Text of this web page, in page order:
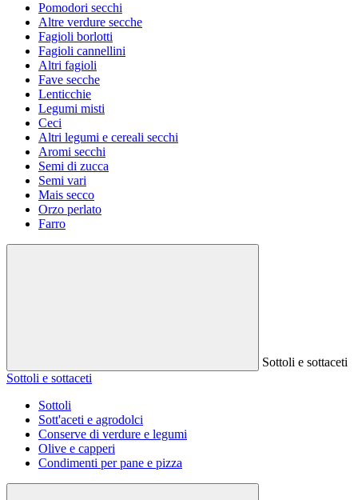
Pomodori secchi
Altre verdure secche
Fagioli borlotti
Fagioli cannellini
Altri fagioli
Fave secche
Lenticchie
Legumi misti
Ceci
Altri legumi e cereali secchi
Aromi secchi
Semi di zucca
Semi vari
Mais secco
Orzo perlato
Farro
Sottoli e sottaceti
Sottoli e sottaceti
Sottoli
Sott'aceti e agrodolci
Conserve di verdure e legumi
Olive e capperi
Condimenti per pane e pizza